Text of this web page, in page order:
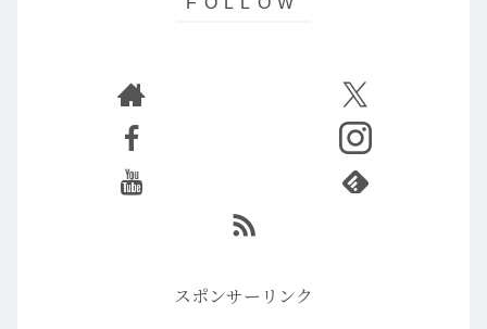
スポンサーリンク